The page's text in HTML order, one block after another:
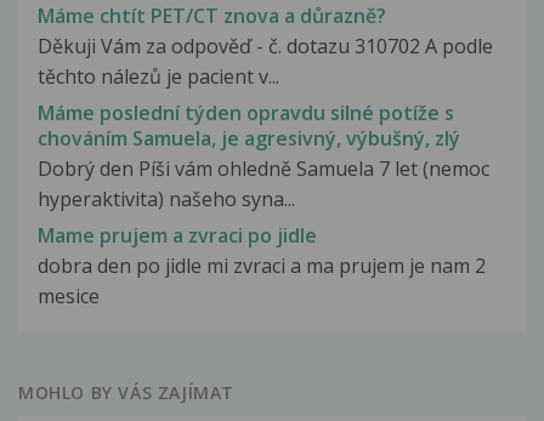
Máme chtít PET/CT znova a důrazně?
Děkuji Vám za odpověď - č. dotazu 310702 A podle
těchto nálezů je pacient v...
Máme poslední týden opravdu silné potíže s
chováním Samuela, je agresivný, výbušný, zlý
Dobrý den Píši vám ohledně Samuela 7 let (nemoc
hyperaktivita) našeho syna...
Mame prujem a zvraci po jidle
dobra den po jidle mi zvraci a ma prujem je nam 2
mesice
MOHLO BY VÁS ZAJÍMAT